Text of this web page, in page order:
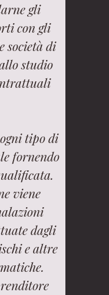
gli
con gli
società di
studio
tipo di
fornendo
viene
dagli
e altre